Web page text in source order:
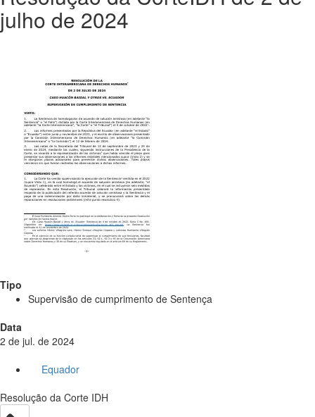
julho de 2024
Tipo
Supervisão de cumprimento de Sentença
Data
2 de jul. de 2024
Equador
Resolução da Corte IDH